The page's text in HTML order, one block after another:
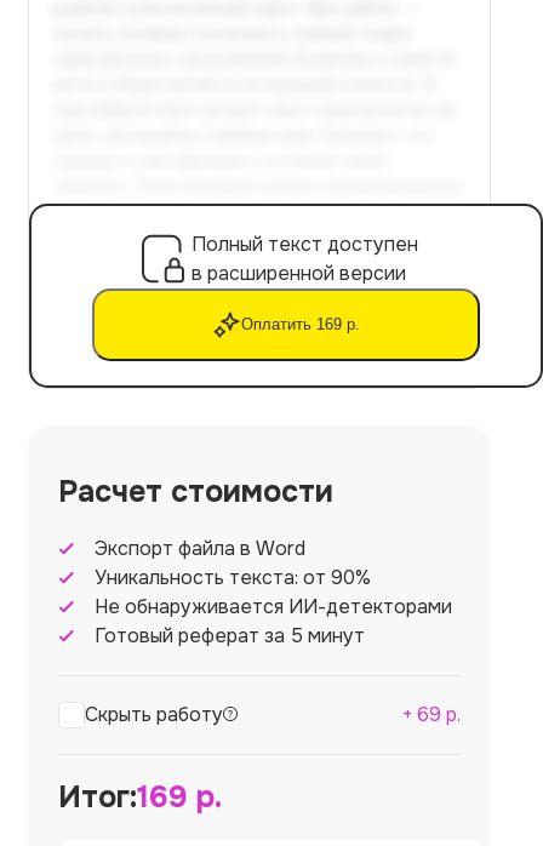
Полный текст доступен
в расширенной версии
Оплатить 169 р.
Расчет стоимости
Экспорт файла в Word
Уникальность текста: от 90%
Не обнаруживается ИИ-детекторами
Готовый реферат за 5 минут
Скрыть работу + 69 р.
Итог:169 р.